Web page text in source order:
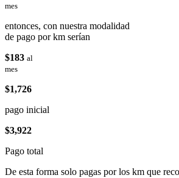
mes
entonces, con nuestra modalidad
de pago por km serían
$183 al
mes
$1,726
pago inicial
$3,922
Pago total
De esta forma solo pagas por los km que